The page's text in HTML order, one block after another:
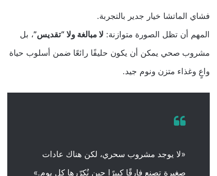
فشاي الماتشا خيار جدير بالتجربة.
المهم أن تظل الصورة متوازنة: لا مبالغة ولا “تقديس”، بل
مشروب صحي يمكن أن يكون حليفًا رائعًا ضمن أسلوب حياة
واعٍ وغذاء متزن ونوم جيد.
«لا يوجد مشروب سحري، لكن هناك عادات
صغيرة تصنع فارقًا كبيرًا حين نُكرّرها كل يوم.»